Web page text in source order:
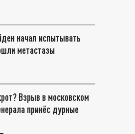
начал испытывать
метастазы
Взрыв в московском
принёс дурные